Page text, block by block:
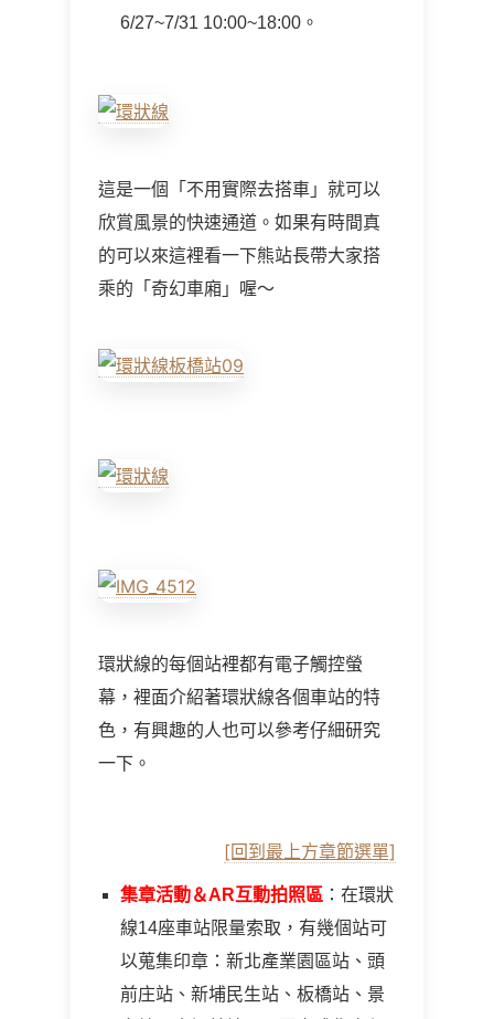
6/27~7/31 10:00~18:00。
這是一個「不用實際去搭車」就可以
欣賞風景的快速通道。如果有時間真
的可以來這裡看一下熊站長帶大家搭
乘的「奇幻車廂」喔～
環狀線的每個站裡都有電子觸控螢
幕，裡面介紹著環狀線各個車站的特
色，有興趣的人也可以參考仔細研究
一下。
[回到最上方章節選單]
集章活動＆AR互動拍照區 ：在環狀
線14座車站限量索取，有幾個站可
以蒐集印章：新北產業園區站、頭
前庄站、新埔民生站、板橋站、景